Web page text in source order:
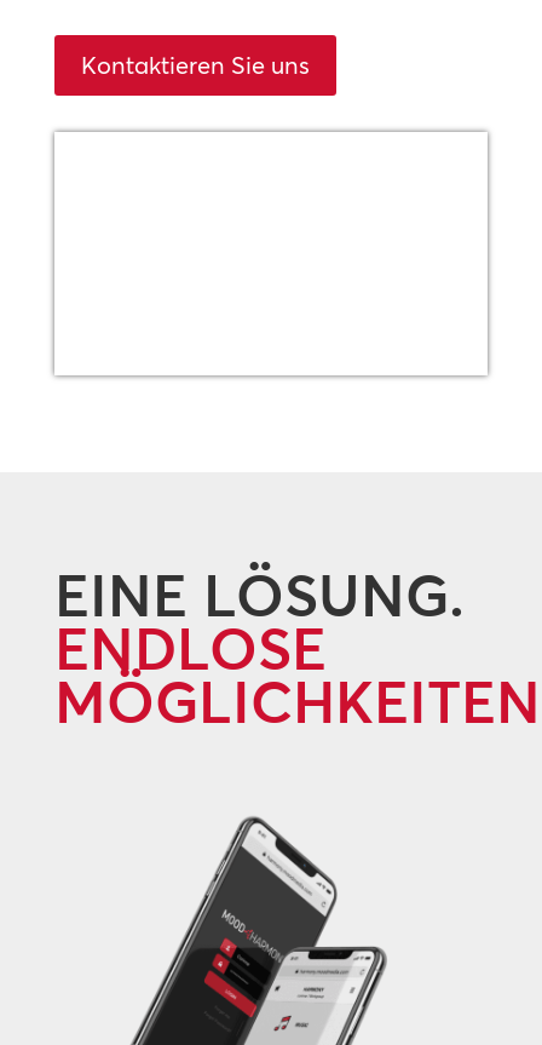
Kontaktieren Sie uns
EINE LÖSUNG.
ENDLOSE